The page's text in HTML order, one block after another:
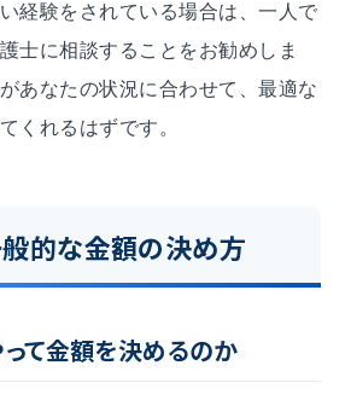
経験をされている場合は、一人で
士に相談することをお勧めしま
あなたの状況に合わせて、最適な
くれるはずです。
的な金額の決め方
て金額を決めるのか